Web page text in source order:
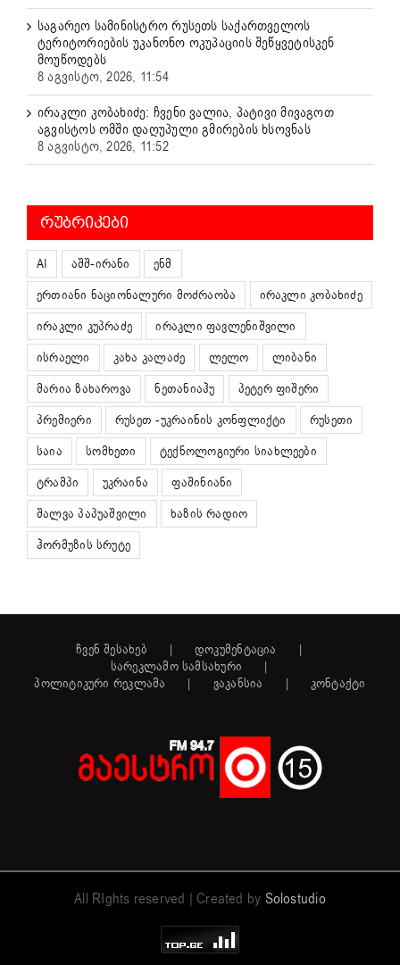
საგარეო სამინისტრო რუსეთს საქართველოს
ტერიტორიების უკანონო ოკუპაციის შეწყვეტისკენ
მოუწოდებს
8 აგვისტო, 2026, 11:54
ირაკლი კობახიძე: ჩვენი ვალია, პატივი მივაგოთ
აგვისტოს ომში დაღუპული გმირების ხსოვნას
8 აგვისტო, 2026, 11:52
ᲠᲣᲑᲠᲘᲙᲔᲑᲘ
AI აშშ-ირანი
ენმ
ერთიანი ნაციონალური მოძრაობა
ირაკლი კობახიძე
ირაკლი კუპრაძე
ირაკლი ფავლენიშვილი
ისრაელი
კახა კალაძე ლელო
ლიბანი
მარია ზახაროვა
ნეთანიაჰუ
პეტერ ფიშერი
პრემიერი
რუსეთ -უკრაინის კონფლიქტი
რუსეთი
საია
სომხეთი
ტექნოლოგიური სიახლეები
ტრამპი
უკრაინა
ფაშინიანი
შალვა პაპუაშვილი
ხაზის რადიო
ჰორმუზის სრუტე
ჩვენ შესახებ
დოკუმენტაცია
სარეკლამო სამსახური
პოლიტიკური რეკლამა
ვაკანსია კონტაქტი
All RIghts reserved | Created by Solostudio